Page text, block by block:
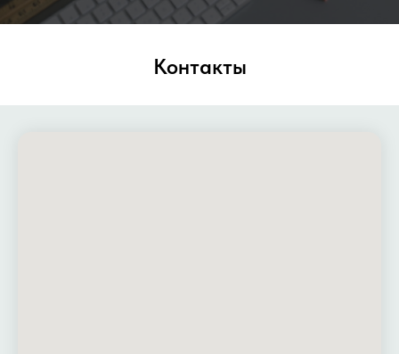
Контакты